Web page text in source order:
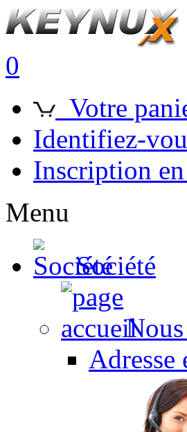
0
Votre
Identifiez-
Inscription
Menu
Société
Adresse